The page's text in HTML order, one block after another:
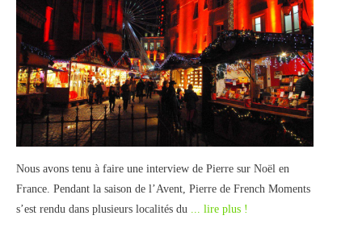
Nous avons tenu à faire une interview de Pierre sur Noël en
France. Pendant la saison de l’Avent, Pierre de French Moments
s’est rendu dans plusieurs localités du ... lire plus !